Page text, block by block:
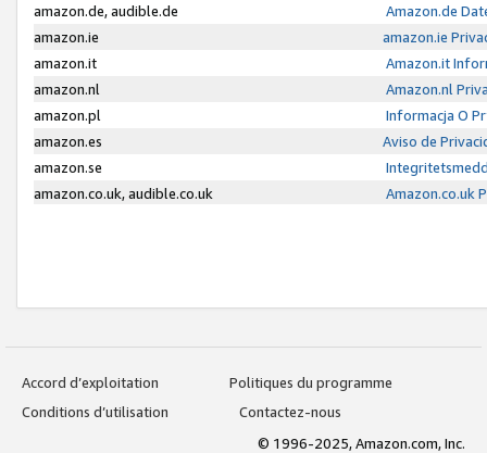
amazon.de, audible.de
Amazon.de
amazon.ie
amazon.ie
amazon.it
Amazon.it
amazon.nl
Amazon.nl
amazon.pl
Informacja O
amazon.es
Aviso de
amazon.se
amazon.co.uk, audible.co.uk
Amazon.co.uk
Accord d’exploitation
Politiques du programme
Conditions d’utilisation
Contactez-nous
© 1996-2025, Amazon.com, Inc.